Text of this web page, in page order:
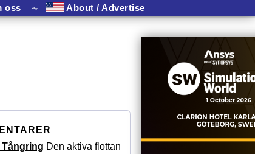
oss ⏦ About / Advertise
Tångring Den aktiva flottan